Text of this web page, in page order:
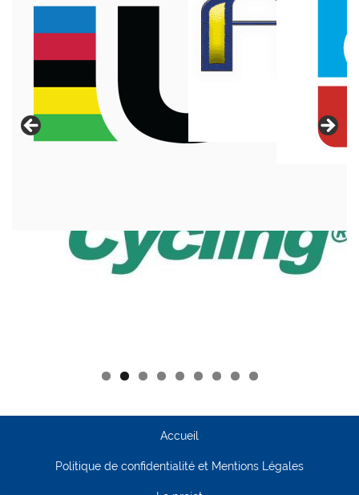
Accueil
Politique de confidentialité et Mentions Légales